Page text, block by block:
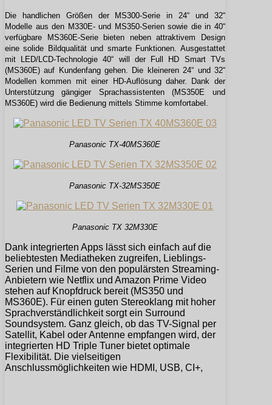
Die handlichen Größen der MS300-Serie in 24“ und 32“
Modelle aus den M330E- und MS350-Serien sowie die in 40“
verfügbare MS360E-Serie bieten neben attraktivem Design
eine solide Bildqualität und smarte Funktionen. Ausgestattet
mit LED/LCD-Technologie 40“ will der Full HD Smart TVs
(MS360E) auf Kundenfang gehen. Die kleineren 24“ und 32“
Modellen kommen mit einer HD-Auflösung daher. Dank der
Unterstützung gängiger Sprachassistenten (MS350E und
MS360E) wird die Bedienung mittels Stimme komfortabel.
Panasonic TX-40MS360E
Panasonic TX-32MS350E
Panasonic TX 32M330E
Dank integrierten Apps lässt sich einfach auf die
beliebtesten Mediatheken zugreifen, Lieblings-
Serien und Filme von den populärsten Streaming-
Anbietern wie Netflix und Amazon Prime Video
stehen auf Knopfdruck bereit (MS350 und
MS360E). Für einen guten Stereoklang mit hoher
Sprachverständlichkeit sorgt ein Surround
Soundsystem. Ganz gleich, ob das TV-Signal per
Satellit, Kabel oder Antenne empfangen wird, der
integrierten HD Triple Tuner bietet optimale
Flexibilität. Die vielseitigen
Anschlussmöglichkeiten wie HDMI, USB, CI+,